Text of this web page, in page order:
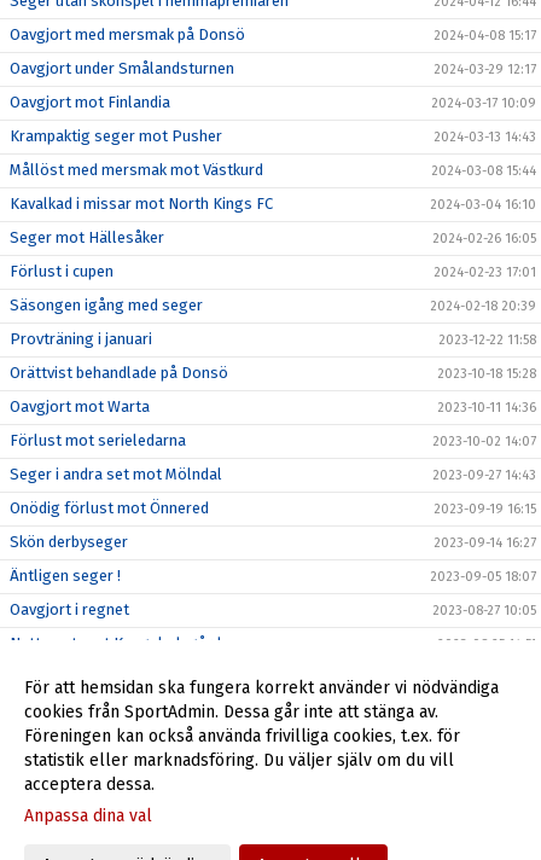
Oavgjort med mersmak på Donsö 2024-04-08 15:17
Oavgjort under Smålandsturnen 2024-03-29 12:17
Oavgjort mot Finlandia 2024-03-17 10:09
Krampaktig seger mot Pusher 2024-03-13 14:43
Mållöst med mersmak mot Västkurd 2024-03-08 15:44
Kavalkad i missar mot North Kings FC 2024-03-04 16:10
Seger mot Hällesåker 2024-02-26 16:05
Förlust i cupen 2024-02-23 17:01
Säsongen igång med seger 2024-02-18 20:39
Provträning i januari 2023-12-22 11:58
Orättvist behandlade på Donsö 2023-10-18 15:28
Oavgjort mot Warta 2023-10-11 14:36
Förlust mot serieledarna 2023-10-02 14:07
Seger i andra set mot Mölndal 2023-09-27 14:43
Onödig förlust mot Önnered 2023-09-19 16:15
Skön derbyseger 2023-09-14 16:27
Äntligen seger ! 2023-09-05 18:07
Oavgjort i regnet 2023-08-27 10:05
Nattsvart mot Kungsladugård 2023-08-25 14:51
Mållöst mot Fässberg 2023-08-18 23:48
Felix show mot Väröbacka 2023-08-13 09:50
Träningsstart 2023-07-31 09:20
Gå till Webbversion
För att hemsidan ska fungera korrekt använder vi nödvändiga
cookies från SportAdmin. Dessa går inte att stänga av.
Föreningen kan också använda frivilliga cookies, t.ex. för
statistik eller marknadsföring. Du väljer själv om du vill
acceptera dessa.
Anpassa dina val